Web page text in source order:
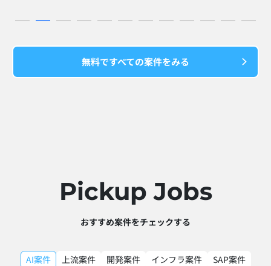
無料ですべての案件をみる
Pickup Jobs​
おすすめ案件をチェックする
AI案件 上流案件 開発案件 インフラ案件 SAP案件